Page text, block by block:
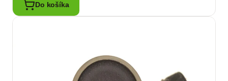
Do košíka